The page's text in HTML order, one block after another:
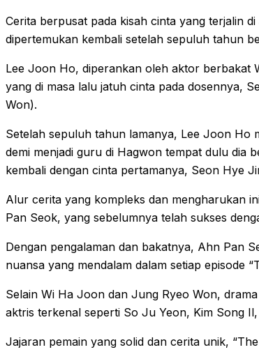
Cerita berpusat pada kisah cinta yang terjalin
dipertemukan kembali setelah sepuluh tahun
Lee Joon Ho, diperankan oleh aktor berbakat
yang di masa lalu jatuh cinta pada dosennya,
Won).
Setelah sepuluh tahun lamanya, Lee Joon Ho
demi menjadi guru di Hagwon tempat dulu dia
kembali dengan cinta pertamanya, Seon Hye
Alur cerita yang kompleks dan mengharukan
Pan Seok, yang sebelumnya telah sukses
Dengan pengalaman dan bakatnya, Ahn Pan
nuansa yang mendalam dalam setiap episode
Selain Wi Ha Joon dan Jung Ryeo Won,
aktris terkenal seperti So Ju Yeon, Kim Song
Jajaran pemain yang solid dan cerita unik,